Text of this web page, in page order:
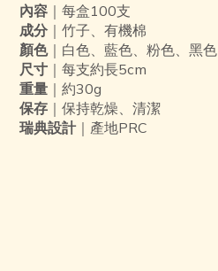
內容 ｜每盒100支
成分 ｜竹子、有機棉
顏色｜白色、藍色、粉色、黑色
尺寸 ｜每支約長5cm
重量 ｜約30g
保存 ｜保持乾燥、清潔
瑞典設計｜ 產地PRC